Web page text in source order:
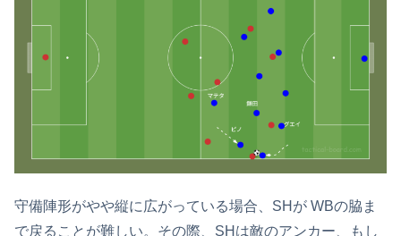
守備陣形がやや縦に広がっている場合、SHが WBの脇ま
で戻ることが難しい。その際、SHは敵のアンカー、もし